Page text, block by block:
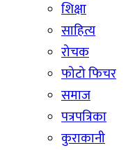
शिक्षा
साहित्य
रोचक
फोटो फिचर
समाज
पत्रपत्रिका
कुराकानी